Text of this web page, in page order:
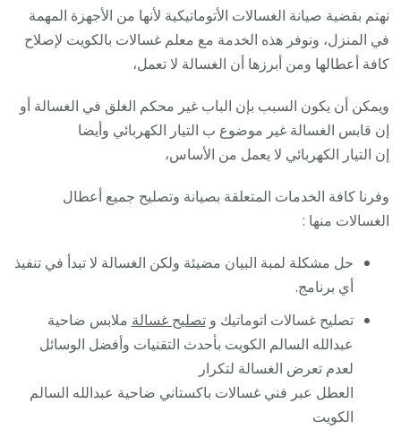
نهتم بقضية صيانة الغسالات الأتوماتيكية لأنها من الأجهزة المهمة
في المنزل، ونوفر هذه الخدمة مع معلم غسالات بالكويت لإصلاح
كافة أعطالها ومن أبرزها أن الغسالة لا تعمل،
ويمكن أن يكون السبب بإن الباب غير محكم الغلق في الغسالة أو
إن قابس الغسالة غير موضوع ب التيار الكهربائي وأيضا
إن التيار الكهربائي لا يعمل من الأساس،
وفرنا كافة الخدمات المتعلقة بصيانة وتصليح جميع أعطال
الغسالات منها :
حل مشكلة لمبة البيان مضيئة ولكن الغسالة لا تبدأ في تنفيذ
أي برنامج.
تصليح غسالات اتوماتيك وتصليح غسالة ملابس ضاحية
عبدالله السالم الكويت بأحدث التقنيات وأفضل الوسائل
لعدم تعرض الغسالة لتكرار
العطل عبر فني غسالات باكستاني ضاحية عبدالله السالم
الكويت